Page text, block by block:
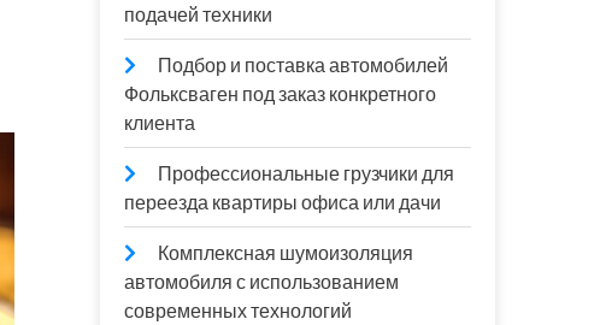
подачей техники
Подбор и поставка автомобилей
Фольксваген под заказ конкретного
клиента
Профессиональные грузчики для
переезда квартиры офиса или дачи
Комплексная шумоизоляция
автомобиля с использованием
современных технологий